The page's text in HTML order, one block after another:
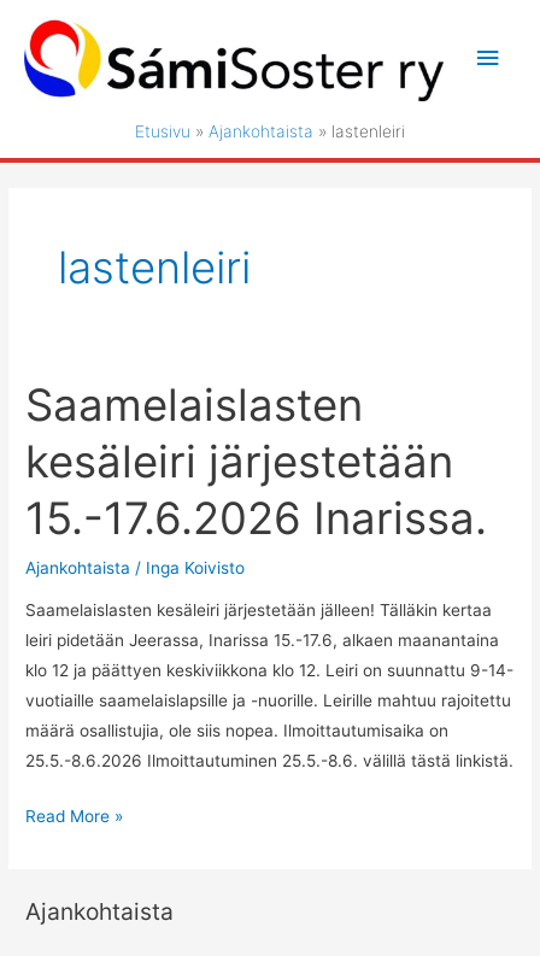
sisältöön
Etusivu Ajankohtaista lastenleiri
lastenleiri
Saamelaislasten
kesäleiri järjestetään
15.-17.6.2026 Inarissa.
Ajankohtaista / Inga Koivisto
Saamelaislasten kesäleiri järjestetään jälleen! Tälläkin kertaa
leiri pidetään Jeerassa, Inarissa 15.-17.6, alkaen maanantaina
klo 12 ja päättyen keskiviikkona klo 12. Leiri on suunnattu 9-14-
vuotiaille saamelaislapsille ja -nuorille. Leirille mahtuu rajoitettu
määrä osallistujia, ole siis nopea. Ilmoittautumisaika on
25.5.-8.6.2026 Ilmoittautuminen 25.5.-8.6. välillä tästä linkistä.
Saamelaislasten
15.-17.6.2026
Read More »
Ajankohtaista